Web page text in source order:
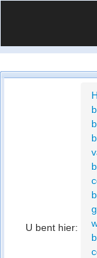
Vergelijk
U bent hier: